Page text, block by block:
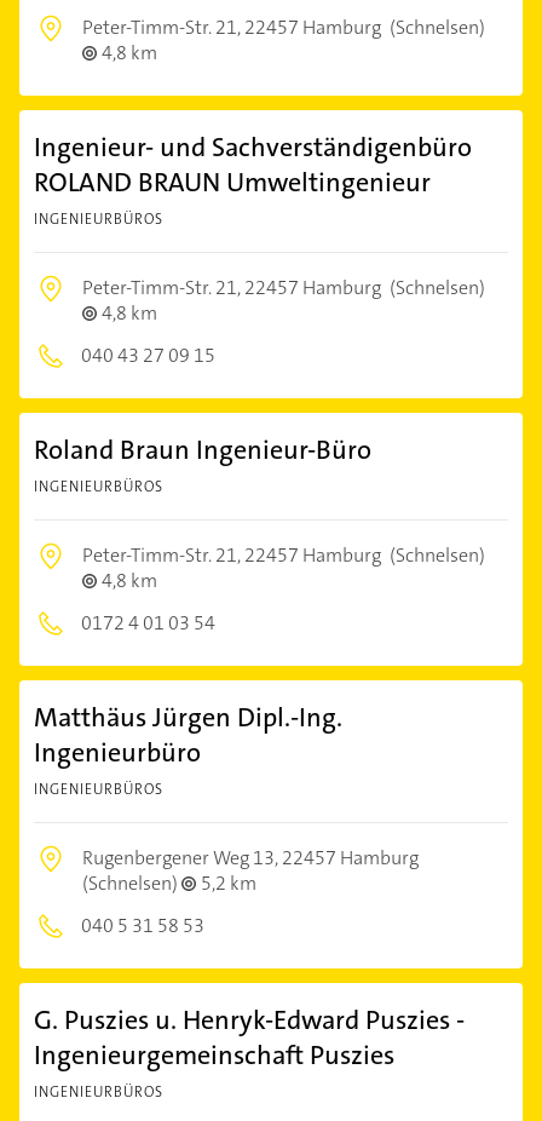
Peter-Timm-Str. 21,22457 Hamburg (Schnelsen)
4,8 km
Ingenieur- und Sachverständigenbüro
ROLAND BRAUN Umweltingenieur
INGENIEURBÜROS
Peter-Timm-Str. 21,22457 Hamburg (Schnelsen)
4,8 km
040 43 27 09 15
Roland Braun Ingenieur-Büro
INGENIEURBÜROS
Peter-Timm-Str. 21,22457 Hamburg (Schnelsen)
4,8 km
0172 4 01 03 54
Matthäus Jürgen Dipl.-Ing.
Ingenieurbüro
INGENIEURBÜROS
Rugenbergener Weg 13,22457 Hamburg
(Schnelsen)
5,2 km
040 5 31 58 53
G. Puszies u. Henryk-Edward Puszies -
Ingenieurgemeinschaft Puszies
INGENIEURBÜROS